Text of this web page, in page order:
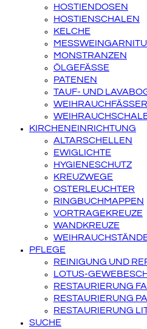
HOSTIENDOSEN
HOSTIENSCHALEN
KELCHE
MONSTRANZEN
ÖLGEFÄSSE
PATENEN
TAUF- UND
WEIHRAUCHFÄSSER
KIRCHENEINRICHTUNG
ALTARSCHELLEN
EWIGLICHTE
HYGIENESCHUTZ
KREUZWEGE
OSTERLEUCHTER
RINGBUCHMAPPEN
VORTRAGEKREUZE
WANDKREUZE
PFLEGE
REINIGUNG UND
LOTUS-
RESTAURIERUNG
RESTAURIERUNG
RESTAURIERUNG
SUCHE